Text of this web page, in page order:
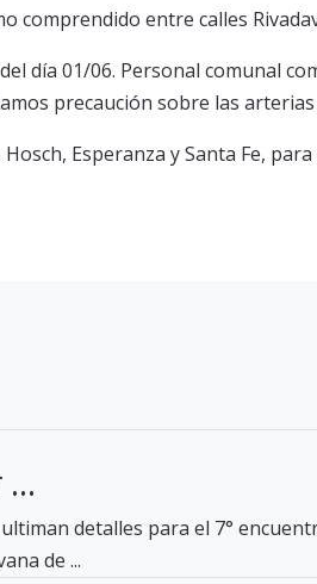
comprendido entre calles
día 01/06. Personal comunal
precaución sobre las
Esperanza y Santa Fe, para
detalles para el 7°
de ...